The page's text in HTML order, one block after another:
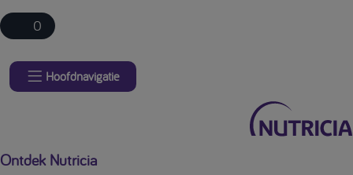
0
Hoofdnavigatie
Ontdek Nutricia